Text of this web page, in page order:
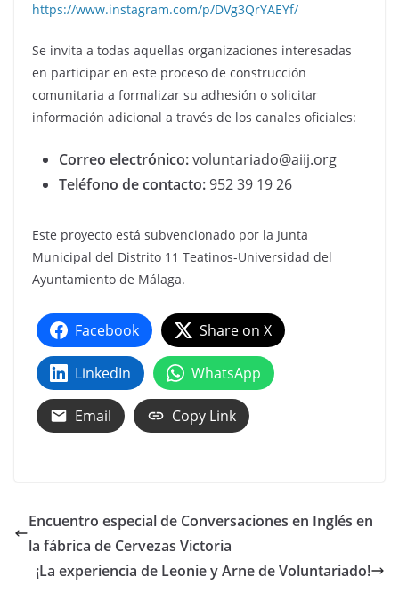
https://www.instagram.com/p/DVg3QrYAEYf/
Se invita a todas aquellas organizaciones interesadas
en participar en este proceso de construcción
comunitaria a formalizar su adhesión o solicitar
información adicional a través de los canales oficiales:
Correo electrónico:voluntariado@aiij.org
Teléfono de contacto:952 39 19 26
Este proyecto está subvencionado por la Junta
Municipal del Distrito 11 Teatinos-Universidad del
Ayuntamiento de Málaga.
Facebook Share on X
LinkedIn WhatsApp
Email Copy Link
Encuentro especial de Conversaciones en Inglés en
la fábrica de Cervezas Victoria
¡La experiencia de Leonie y Arne de Voluntariado!